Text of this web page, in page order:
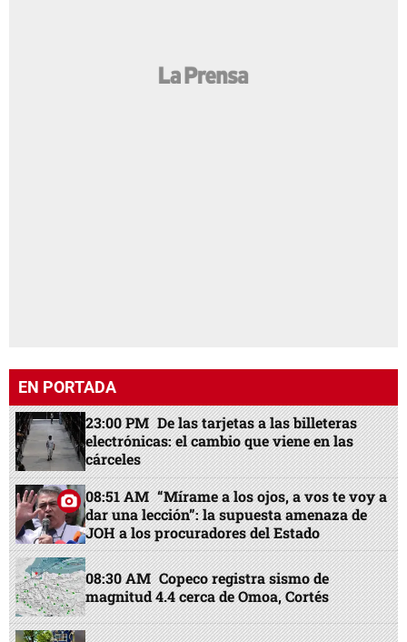
EN PORTADA
23:00 PM De las tarjetas a las billeteras
electrónicas: el cambio que viene en las
cárceles
08:51 AM “Mírame a los ojos, a vos te voy a
dar una lección”: la supuesta amenaza de
JOH a los procuradores del Estado
08:30 AM Copeco registra sismo de
magnitud 4.4 cerca de Omoa, Cortés